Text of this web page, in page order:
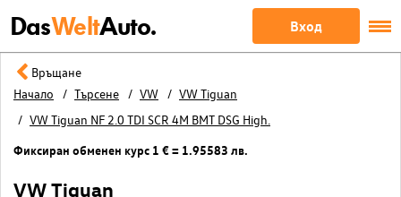
DasWeltAuto. Вход
Връщане
Начало
Търсене VW
VW Tiguan
VW Tiguan NF 2.0 TDI SCR 4M BMT DSG High.
Фиксиран обменен курс 1 € = 1.95583 лв.
VW Tiguan